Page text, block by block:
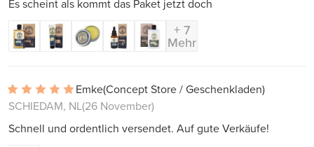
Es scheint als kommt das Paket jetzt doch
+ 7
Mehr
Emke(Concept Store / Geschenkladen)
SCHIEDAM, NL(26 November)
Schnell und ordentlich versendet. Auf gute Verkäufe!